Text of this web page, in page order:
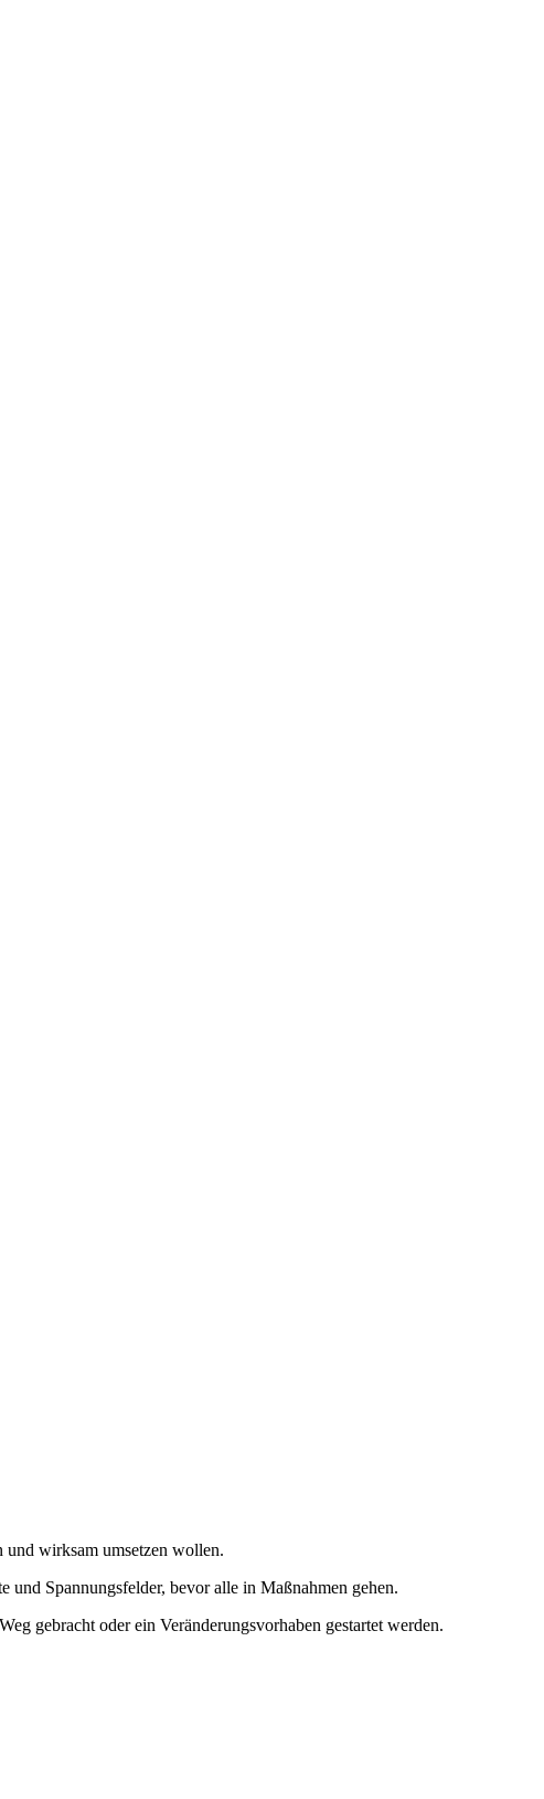
wirksam umsetzen wollen.
Spannungsfelder, bevor alle in Maßnahmen gehen.
gebracht oder ein Veränderungsvorhaben gestartet werden.